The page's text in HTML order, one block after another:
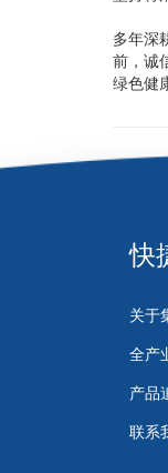
多年深
前，诚
绿色健
快
关于
全产
产品
联系